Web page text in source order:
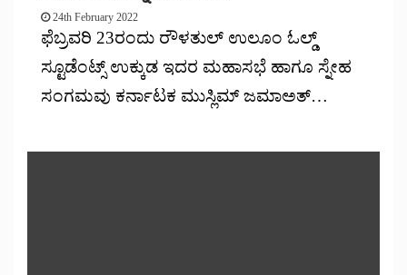
24th February 2022
ಫೆಬ್ರವರಿ 23ರಂದು ರೌಳತುಲ್ ಉಲೂಂ ಓಲ್ಡ್
ಸ್ಟೂಡೆಂಟ್ಸ್ ಉಕ್ಕುಡ ಇದರ ಮಹಾಸಭೆ ಹಾಗೂ ಸ್ನೇಹ
ಸಂಗಮವು ಕರ್ನಾಟಕ ಮುಸ್ಲಿಮ್ ಜಮಾಅತ್…